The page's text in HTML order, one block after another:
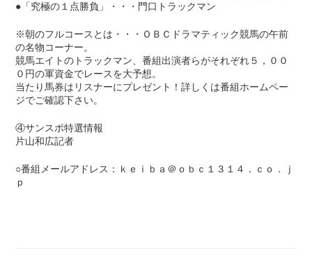
●「究極の１点勝負」・・・門口トラックマン
※朝のフルコースとは・・・ＯＢＣドラマティック競馬の午前
の名物コーナー。
競馬エイトのトラックマン、番組出演者らがそれぞれ５，００
０円の軍資金でレースを大予想。
当たり馬券はリスナーにプレゼント！詳しくは番組ホームペー
ジでご確認下さい。
④サンスポ特選情報
片山和広記者
○番組メールアドレス：ｋｅｉｂａ＠ｏｂｃ１３１４．ｃｏ．ｊ
ｐ